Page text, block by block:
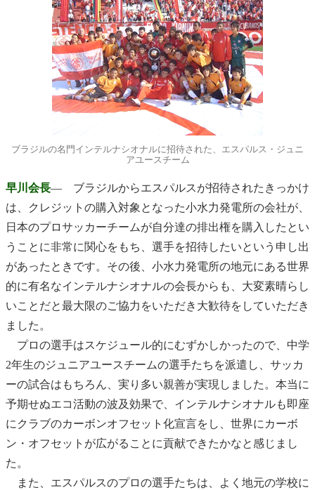
ブラジルの名門インテルナシオナルに招待された、エスパルス・ジュニ
アユースチーム
早川会長― ブラジルからエスパルスが招待されたきっかけ
は、クレジットの購入対象となった小水力発電所の会社が、
日本のプロサッカーチームが自分達の排出権を購入したとい
うことに非常に関心をもち、選手を招待したいという申し出
があったときです。その後、小水力発電所の地元にある世界
的に有名なインテルナシオナルの会長からも、大変素晴らし
いことだと最大限のご協力をいただき大歓待をしていただき
ました。
プロの選手はスケジュール的にむずかしかったので、中学
2年生のジュニアユースチームの選手たちを派遣し、サッカ
ーの試合はもちろん、実り多い親善が実現しました。本当に
予期せぬエコ活動の波及効果で、インテルナシオナルも即座
にクラブのカーボンオフセット化宣言をし、世界にカーボ
ン・オフセットが広がることに貢献できたかなと感じまし
た。
また、エスパルスのプロの選手たちは、よく地元の学校に